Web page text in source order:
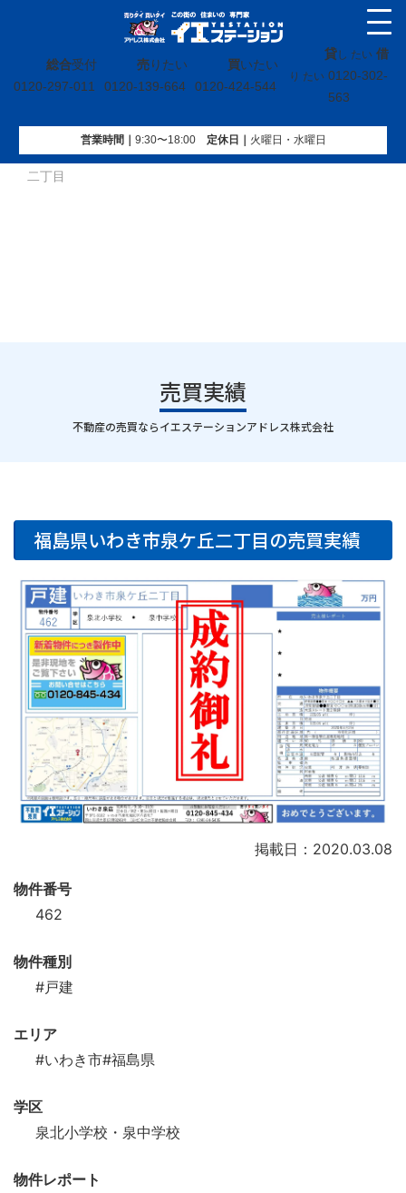
総合受付
0120-297-011
売りたい
0120-139-664
買いたい
0120-424-544
貸し たい 借
り たい 0120-302-
563
営業時間｜ 9:30〜18:00定休⽇｜ 火曜⽇・水曜⽇
イエステーション»売買実績»戸建»福島県いわき市泉ケ丘
二丁目
売買実績
｜
不動産の売買ならイエステーションアドレス株式会社
福島県いわき市泉ケ丘二丁目の売買実績
掲載日：2020.03.08
物件番号
462
物件種別
#戸建
エリア
#いわき市#福島県
学区
泉北小学校・泉中学校
物件レポート